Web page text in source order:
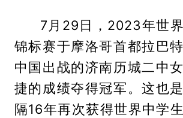
7月29日，2023年世
锦标赛于摩洛哥首都拉巴
中国出战的济南历城二中
捷的成绩夺得冠军。这也
隔16年再次获得世界中学